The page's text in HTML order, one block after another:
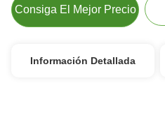
Consiga El Mejor Precio
Información Detallada